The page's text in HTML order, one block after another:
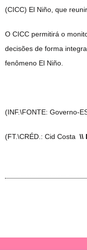
(CICC) El Niño, que
O CICC permitirá o
decisões de forma
fenômeno El Niño.
(INF.\FONTE: Governo-
(FT.\CRÉD.: Cid Costa \\